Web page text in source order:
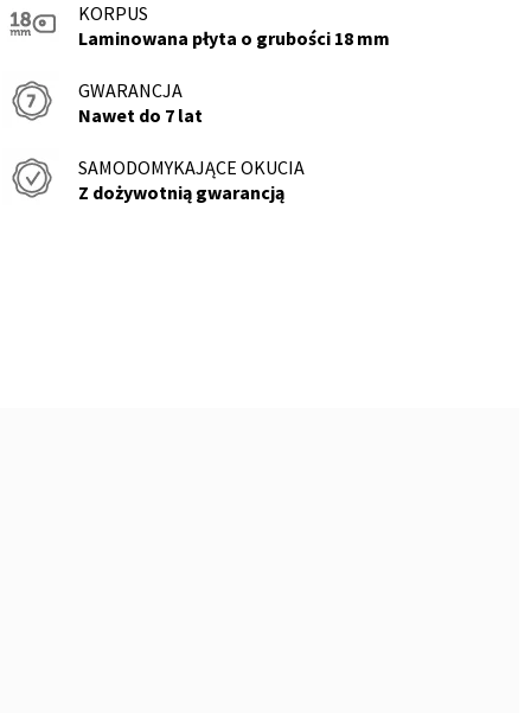
KORPUS
Laminowana płyta o grubości 18 mm
GWARANCJA
Nawet do 7 lat
SAMODOMYKAJĄCE OKUCIA
Z dożywotnią gwarancją